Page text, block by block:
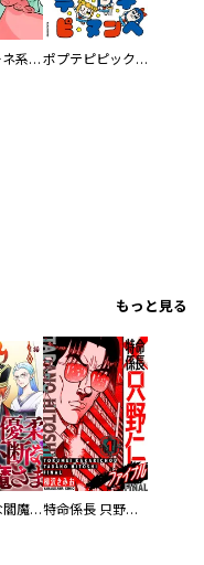
ウンディーネ系彼氏 ポプテピピック SEASON EIGHT
もっと見る
優柔不断な閻魔さま 特命係長 只野仁ファイナル 愛蔵版